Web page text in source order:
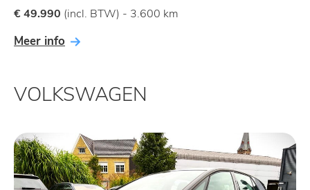
€ 49.990 (incl. BTW) - 3.600 km
Meer info
VOLKSWAGEN